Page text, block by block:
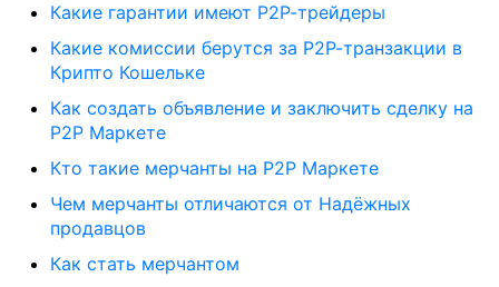
Какие гарантии имеют Р2Р-трейдеры
Какие комиссии берутся за Р2Р-транзакции в
Крипто Кошельке
Как создать объявление и заключить сделку на
Р2Р Маркете
Кто такие мерчанты на P2P Маркете
Чем мерчанты отличаются от Надёжных
продавцов
Как стать мерчантом